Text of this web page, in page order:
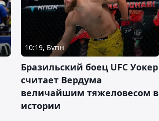
10:19, Бүгін
Бразильский боец UFC Уокер
считает Вердума
величайшим тяжеловесом в
истории